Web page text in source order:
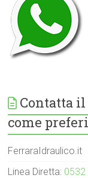
Contatta
come
FerraraIdraulico.it
Linea Diretta: 0532